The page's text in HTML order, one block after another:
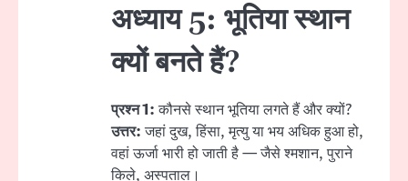
अध्याय 5: भूतिया स्थान
क्यों बनते हैं?
प्रश्न 1:कौनसे स्थान भूतिया लगते हैं और क्यों?
उत्तर:जहां दुख, हिंसा, मृत्यु या भय अधिक हुआ हो,
वहां ऊर्जा भारी हो जाती है — जैसे श्मशान, पुराने
किले, अस्पताल।